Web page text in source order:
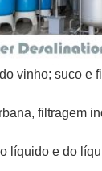
vinho; suco e
filtragem
líquido e do